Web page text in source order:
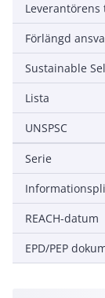
Sustainable
Lista
UNSPSC
Serie
REACH-datum
EPD/PEP